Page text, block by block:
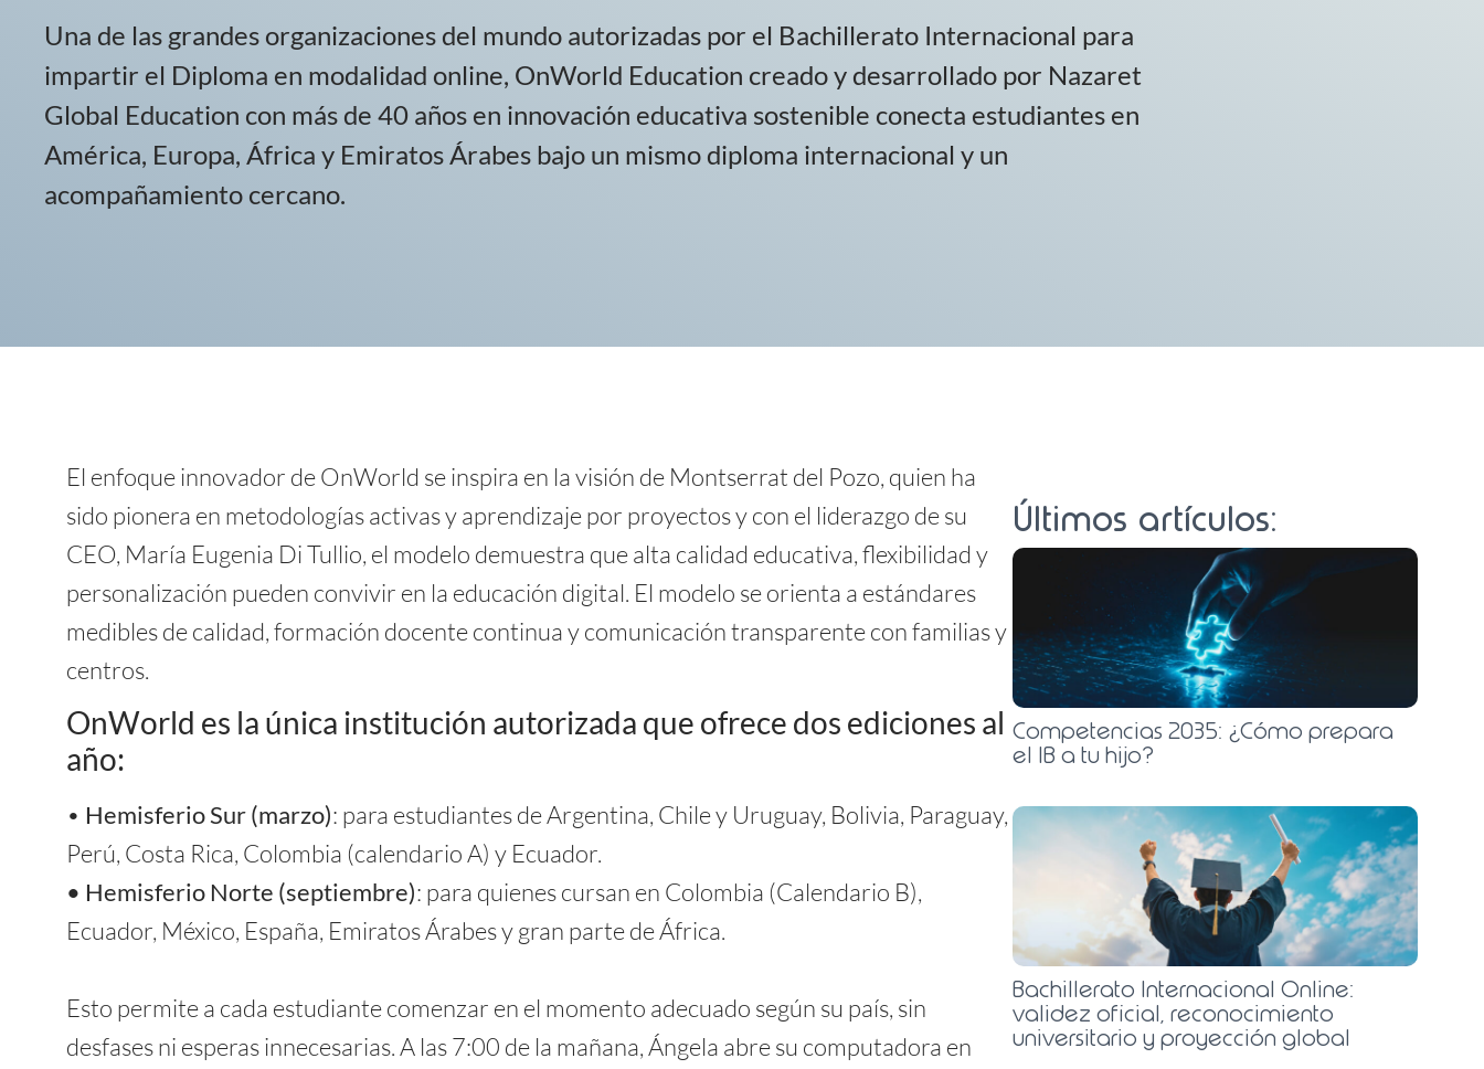
Una de las grandes organizaciones del mundo autorizadas por el Bachillerato Internacional para
impartir el Diploma en modalidad online, OnWorld Education creado y desarrollado por Nazaret
Global Education con más de 40 años en innovación educativa sostenible conecta estudiantes en
América, Europa, África y Emiratos Árabes bajo un mismo diploma internacional y un
acompañamiento cercano.
El enfoque innovador de OnWorld se inspira en la visión de Montserrat del Pozo, quien ha
sido pionera en metodologías activas y aprendizaje por proyectos y con el liderazgo de su
CEO, María Eugenia Di Tullio, el modelo demuestra que alta calidad educativa, flexibilidad y
personalización pueden convivir en la educación digital. El modelo se orienta a estándares
medibles de calidad, formación docente continua y comunicación transparente con familias y
centros.
OnWorld es la única institución autorizada que ofrece dos ediciones al
año:
• Hemisferio Sur (marzo): para estudiantes de Argentina, Chile y Uruguay, Bolivia, Paraguay,
Perú, Costa Rica, Colombia (calendario A) y Ecuador.
• Hemisferio Norte (septiembre): para quienes cursan en Colombia (Calendario B),
Ecuador, México, España, Emiratos Árabes y gran parte de África.
Esto permite a cada estudiante comenzar en el momento adecuado según su país, sin
desfases ni esperas innecesarias. A las 7:00 de la mañana, Ángela abre su computadora en
Últimos artículos:
Competencias 2035: ¿Cómo prepara
el IB a tu hijo?
Bachillerato Internacional Online:
validez oficial, reconocimiento
universitario y proyección global